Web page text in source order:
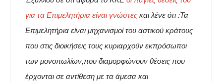
για τα Επιμελητήρια είναι γνώστες και λένε ότι :Τα
Επιμελητήρια είναι μηχανισμοί του αστικού κράτους
που στις διοικήσεις τους κυριαρχούν εκπρόσωποι
των μονοπωλίων,που διαμορφώνουν θέσεις που
έρχονται σε αντίθεση με τα άμε­σα και